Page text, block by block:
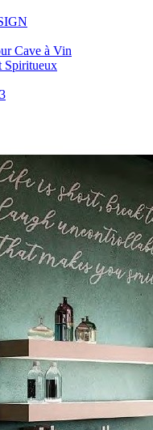
Cave à Vin
Spiritueux